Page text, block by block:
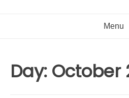
Menu
Day: October